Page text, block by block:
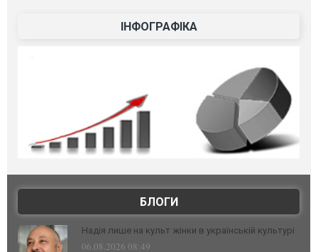
ІНФОГРАФІКА
БЛОГИ
Надія лише на культ жінки в українській культурі
06.08.2026 08:49